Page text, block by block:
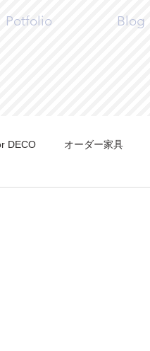
Potfolio Blog
DECO オーダー家具